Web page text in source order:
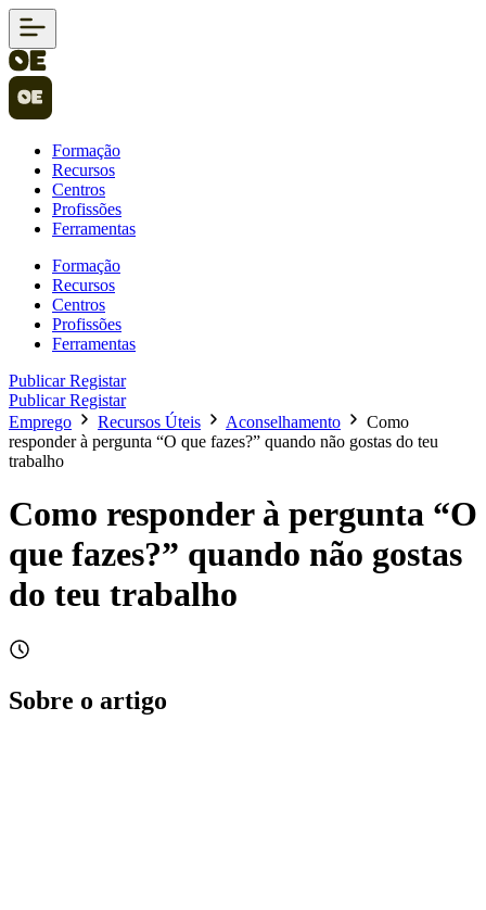
Formação
Recursos
Centros
Profissões
Ferramentas
Formação
Recursos
Centros
Profissões
Ferramentas
PublicarRegistar
PublicarRegistar
Emprego
Recursos Úteis Aconselhamento
Como
responder à pergunta “O que fazes?” quando não gostas do teu
trabalho
Como responder à pergunta “O
que fazes?” quando não gostas
do teu trabalho
Sobre o artigo